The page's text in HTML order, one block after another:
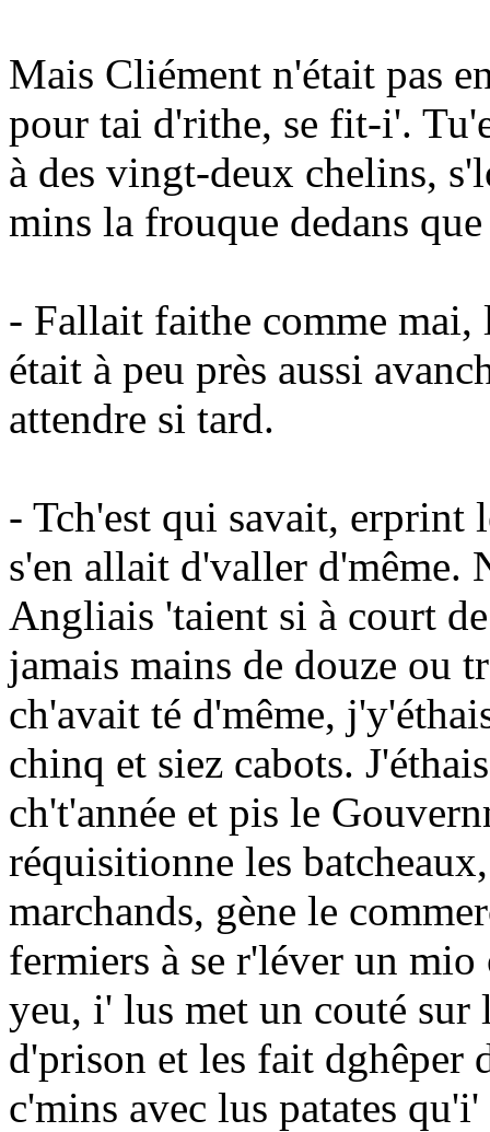
Mais Cliément n'était pas
pour tai d'rithe, se fit-i'.
à des vingt-deux chelins,
mins la frouque dedans
- Fallait faithe comme mai,
était à peu près aussi
attendre si tard.
- Tch'est qui savait, erprint
s'en allait d'valler d'même.
Angliais 'taient si à court
jamais mains de douze ou
ch'avait té d'même,
chinq et siez cabots.
ch't'année et pis le
réquisitionne les
marchands, gène le
fermiers à se r'léver un
yeu, i' lus met un couté sur
d'prison et les fait dghêper
c'mins avec lus patates